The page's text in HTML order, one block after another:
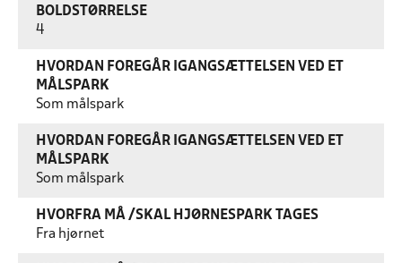
BOLDSTØRRELSE
4
HVORDAN FOREGÅR IGANGSÆTTELSEN VED ET
MÅLSPARK
Som målspark
HVORDAN FOREGÅR IGANGSÆTTELSEN VED ET
MÅLSPARK
Som målspark
HVORFRA MÅ /SKAL HJØRNESPARK TAGES
Fra hjørnet